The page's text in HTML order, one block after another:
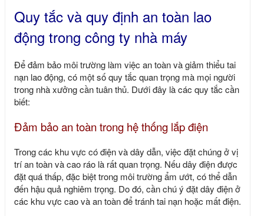
Quy tắc và quy định an toàn lao
động trong công ty nhà máy
Để đảm bảo môi trường làm việc an toàn và giảm thiểu tai
nạn lao động, có một số quy tắc quan trọng mà mọi người
trong nhà xưởng cần tuân thủ. Dưới đây là các quy tắc cần
biết:
Đảm bảo an toàn trong hệ thống lắp điện
Trong các khu vực có điện và dây dẫn, việc đặt chúng ở vị
trí an toàn và cao ráo là rất quan trọng. Nếu dây điện được
đặt quá thấp, đặc biệt trong môi trường ẩm ướt, có thể dẫn
đến hậu quả nghiêm trọng. Do đó, cần chú ý đặt dây điện ở
các khu vực cao và an toàn để tránh tai nạn hoặc mất điện.